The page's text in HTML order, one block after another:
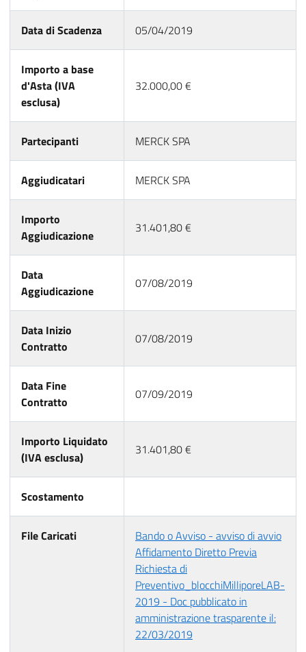
Data di Scadenza 05/04/2019
Importo a base
d'Asta (IVA
esclusa)
32.000,00 €
Partecipanti MERCK SPA
Aggiudicatari MERCK SPA
Importo
Aggiudicazione
31.401,80 €
Data
Aggiudicazione
07/08/2019
Data Inizio
Contratto
07/08/2019
Data Fine
Contratto
07/09/2019
Importo Liquidato
(IVA esclusa)
31.401,80 €
Scostamento
File Caricati
Bando o Avviso - avviso di avvio
Affidamento Diretto Previa
Richiesta di
Preventivo_blocchiMilliporeLAB-
2019 - Doc pubblicato in
amministrazione trasparente il:
22/03/2019